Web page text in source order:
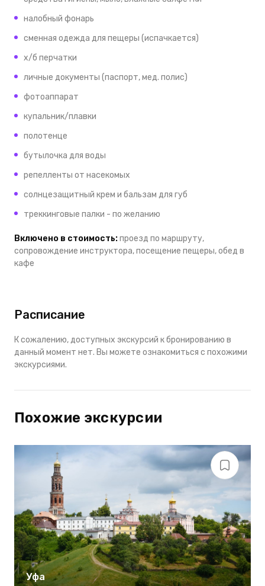
налобный фонарь
сменная одежда для пещеры (испачкается)
х/б перчатки
личные документы (паспорт, мед. полис)
фотоаппарат
купальник/плавки
полотенце
бутылочка для воды
репелленты от насекомых
солнцезащитный крем и бальзам для губ
треккинговые палки - по желанию
Включено в стоимость:проезд по маршруту,
сопровождение инструктора, посещение пещеры, обед в
кафе
Расписание
К сожалению, доступных экскурсий к бронированию в
данный момент нет. Вы можете ознакомиться с похожими
экскурсиями.
Похожие экскурсии
Уфа